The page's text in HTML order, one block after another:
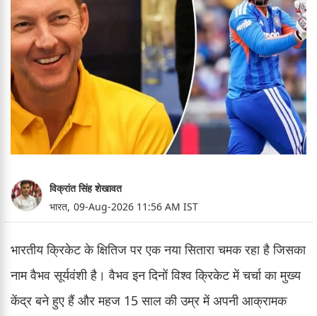
विक्रांत सिंह शेखावत
भारत, 09-Aug-2026 11:56 AM IST
भारतीय क्रिकेट के क्षितिज पर एक नया सितारा चमक रहा है जिसका
नाम वैभव सूर्यवंशी है। वैभव इन दिनों विश्व क्रिकेट में चर्चा का मुख्य
केंद्र बने हुए हैं और महज 15 साल की उम्र में अपनी आक्रामक